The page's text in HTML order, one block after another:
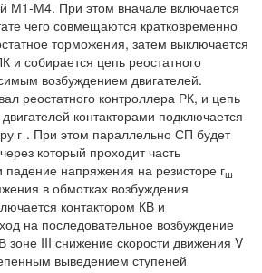
М1-М4. При этом вначале включается
чего совмещаются кратковременно
торможения, затем выключается
и собирается цепь реостатного
возбуждением двигателей.
реостатного контроллера РК, и цепь
контакторами подключается
гт. При этом параллельно СП будет
который проходит часть
падение напряжения на резисторе гш
в обмотках возбуждения
контактором КВ и
на последовательное возбуждение
зоне III снижение скорости движения V
выведением ступеней